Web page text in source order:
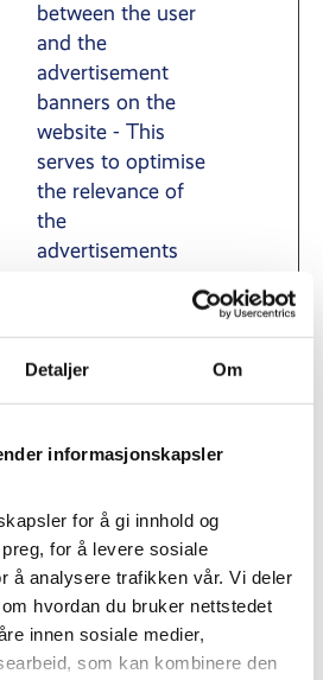
Detaljer Om
informasjonskapsler
for å gi innhold og
for å levere sosiale
å analysere trafikken vår. Vi deler
hvordan du bruker nettstedet
innen sosiale medier,
som kan kombinere den
between the user
and the
advertisement
banners on the
website - This
serves to optimise
the relevance of
the
advertisements
allows third party
advertisers to
with relevant
This pairing
service is provided
by third party
advertisement
hubs, which
1 dag